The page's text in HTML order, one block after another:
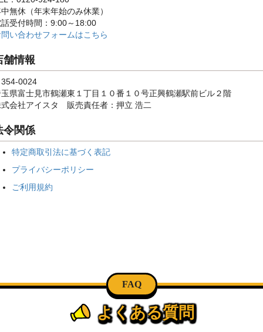
無休（年末年始のみ休業）
受付時間：9:00～18:00
い合わせフォームはこちら
舗情報
0024
県富士見市鶴瀬東１丁目１０番１０号正興鶴瀬駅前ビル２階
会社アイスタ 販売責任者：押立 浩二
令関係
特定商取引法に基づく表記
プライバシーポリシー
ご利用規約
FAQ
よくある質問